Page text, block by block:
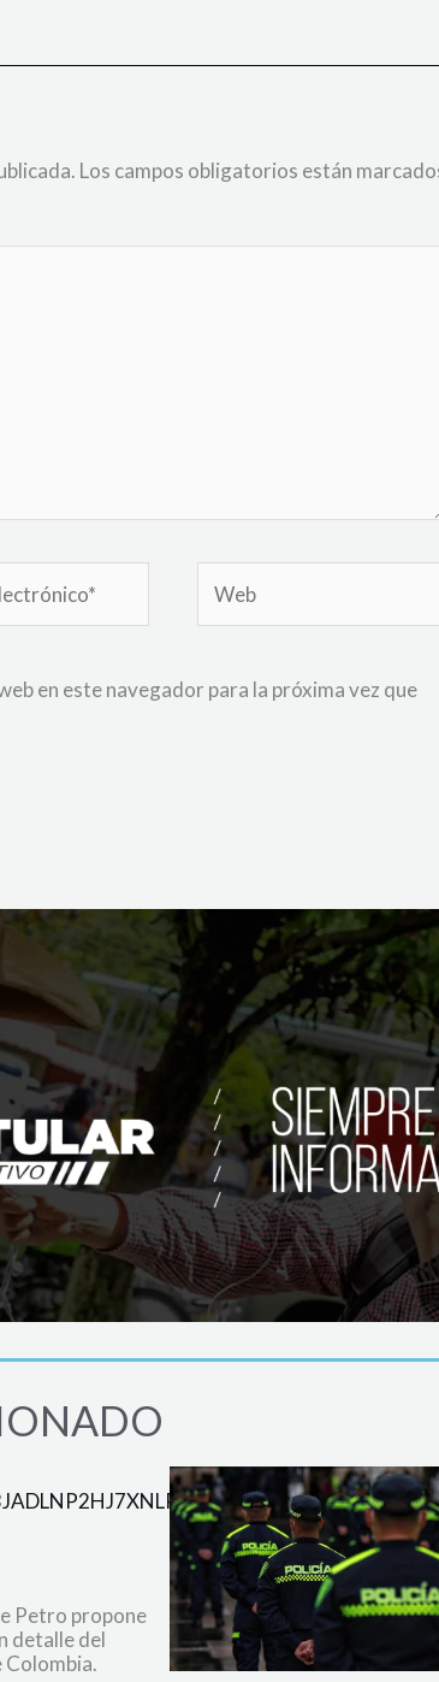
Los campos obligatorios están
en este navegador para la próxima vez que
Petro propone
detalle del
Colombia.